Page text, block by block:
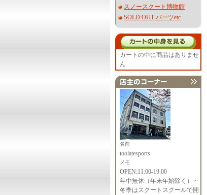
スノースクート博物館
SOLD OUT-パーツetc
カートの中に商品はありませ
ん
名前
toolatesports
メモ
OPEN:11:00-19:00
年中無休（年末年始除く） ~
冬季はスクートスクールで開